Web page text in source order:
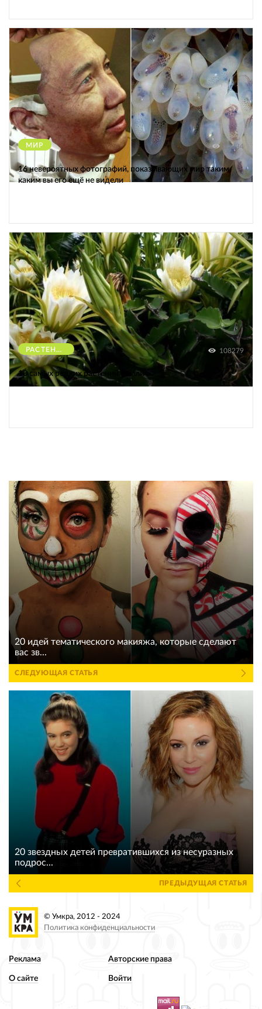
МИР 12234
16 невероятных фотографий, показывающих мир таким,
каким вы его ещё не видели
РАСТЕНИЯ 108279
10 самых редких растений Земли
20 идей тематического макияжа, которые сделают
вас зв...
СЛЕДУЮЩАЯ СТАТЬЯ
20 звездных детей превратившихся из несуразных
подрос...
ПРЕДЫДУЩАЯ СТАТЬЯ
Реклама Авторские права
О сайте Войти
© Умкра, 2012 - 2024
Политика конфиденциальности